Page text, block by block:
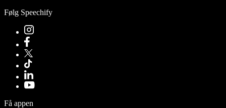
Følg Speechify
Få appen